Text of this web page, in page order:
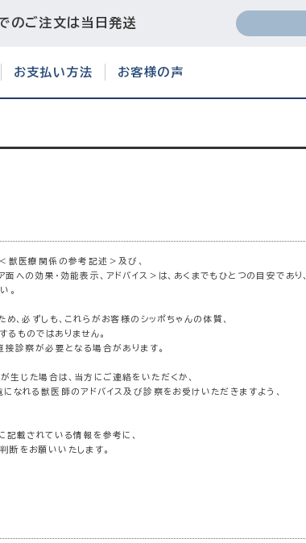
のご注文は当日発送
お支払い方法 お客様の声
獣医療関係の参考記述＞及び、
効果・効能表示、アドバイス＞は、あくまでもひとつの目安であり、
。
必ずしも、これらがお客様のシッポちゃんの体質、
のではありません。
診察が必要となる場合があります。
じた場合は、当方にご連絡をいただくか、
れる獣医師のアドバイス及び診察をお受けいただきますよう、
載されている情報を参考に、
をお願いいたします。